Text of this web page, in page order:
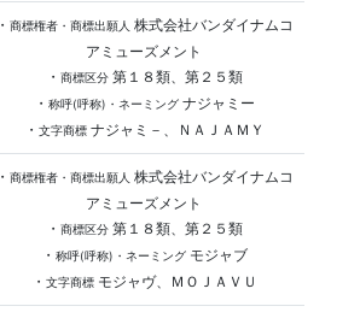
・ 商標権者・商標出願人 株式会社バンダイナムコ
アミューズメント
・ 商標区分第１８類、第２５類
・ 称呼(呼称)・ネーミングナジャミー
・ 文字商標ナジャミ－、ＮＡＪＡＭＹ
・ 商標権者・商標出願人 株式会社バンダイナムコ
アミューズメント
・ 商標区分第１８類、第２５類
・ 称呼(呼称)・ネーミングモジャブ
・ 文字商標モジャヴ、ＭＯＪＡＶＵ